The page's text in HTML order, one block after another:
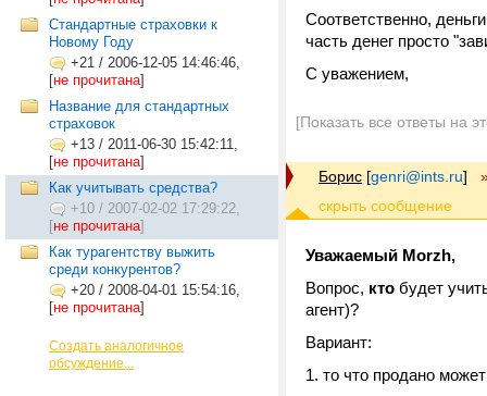
Стандартные страховки к
Новому Году
+21 / 2006-12-05 14:46:46,
[не прочитана]
Название для стандартных
страховок
+13 / 2011-06-30 15:42:11,
[не прочитана]
Как учитывать средства?
+10 / 2007-02-02 17:29:22,
[не прочитана]
Как турагентству выжить
среди конкурентов?
+20 / 2008-04-01 15:54:16,
[не прочитана]
Создать аналогичное
обсуждение...
Соответственно,
часть денег просто
С уважением,
[Показать все ответы на
Борис [genri@ints.ru]
Уважаемый Morzh,
Вопрос, кто будет
агент)?
Вариант:
то что продано